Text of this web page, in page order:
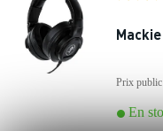
Prix public
En